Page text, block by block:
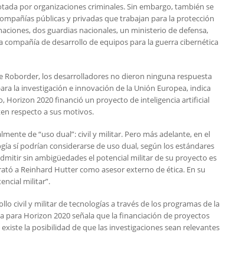
por organizaciones criminales. Sin embargo, también se
públicas y privadas que trabajan para la protección
dos guardias nacionales, un ministerio de defensa,
de desarrollo de equipos para la guerra cibernética
los desarrolladores no dieron ninguna respuesta
la investigación e innovación de la Unión Europea, indica
Horizon 2020 financió un proyecto de inteligencia artificial
respecto a sus motivos.
de “uso dual”: civil y militar. Pero más adelante, en el
sí podrían considerarse de uso dual, según los estándares
sin ambigüedades el potencial militar de su proyecto es
a Reinhard Hutter como asesor externo de ética. En su
militar”.
civil y militar de tecnologías a través de los programas de la
para Horizon 2020 señala que la financiación de proyectos
la posibilidad de que las investigaciones sean relevantes